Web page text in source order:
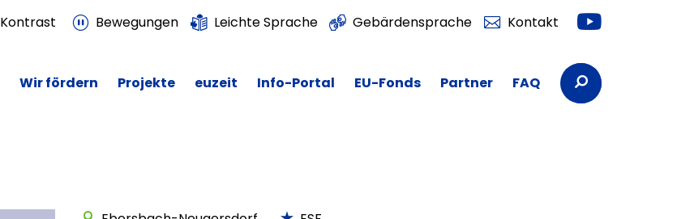
Kontrast Bewegungen Leichte Sprache Gebärdensprache Kontakt Youtube
Wir fördern Projekte euzeit Info-Portal EU-Fonds Partner FAQ Suchbegriffe